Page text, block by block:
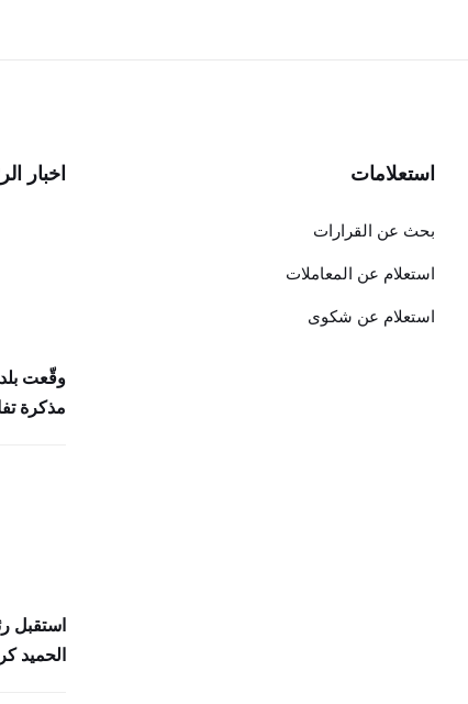
استعلامات
بحث عن القرارات
استعلام عن المعاملات
استعلام عن شكوى
اخبار
وقّعت
مذكرة
استقبل
الحميد